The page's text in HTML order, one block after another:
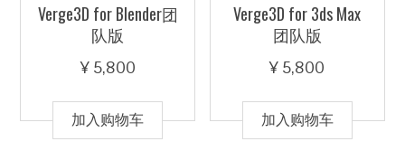
Verge3D for Blender团
队版
¥5,800
加入购物车
Verge3D for 3ds Max
团队版
¥ 5,800
加入购物车